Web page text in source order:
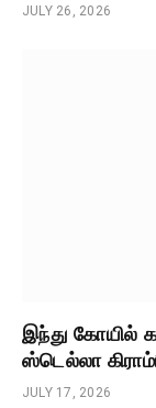
JULY 26, 2026
இந்து கோயில்
ஸ்டெல்லா
JULY 17, 2026